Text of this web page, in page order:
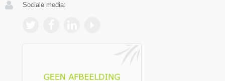
Sociale media: